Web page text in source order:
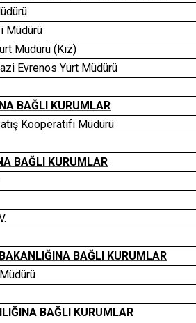
Müdürü
Müdürü (Kız)
Evrenos Yurt Müdürü
BAĞLI KURUMLAR
Kooperatifi Müdürü
BAĞLI KURUMLAR
BAĞLI KURUMLAR
BAĞLI KURUMLAR